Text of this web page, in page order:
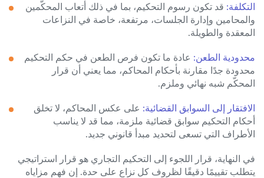
التكلفة: قد تكون رسوم التحكيم، بما في ذلك أتعاب المحكّمين
والمحامين وإدارة الجلسات، مرتفعة، خاصة في النزاعات
المعقدة والطويلة.
محدودية الطعن: عادة ما تكون فرص الطعن في حكم التحكيم
محدودة جدًا مقارنة بأحكام المحاكم، مما يعني أن قرار
المحكّم شبه نهائي وملزم.
الافتقار إلى السوابق القضائية: على عكس المحاكم، لا تخلق
أحكام التحكيم سوابق قضائية ملزمة، مما قد لا يناسب
الأطراف التي تسعى لتحديد مبدأ قانوني جديد.
في النهاية، قرار اللجوء إلى التحكيم التجاري هو قرار استراتيجي
يتطلب تقييمًا دقيقًا لظروف كل نزاع على حدة. إن فهم مزاياه